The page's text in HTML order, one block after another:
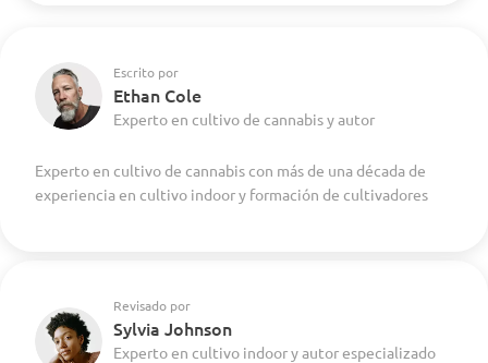
Escrito por
Ethan Cole
Experto en cultivo de cannabis y autor
Experto en cultivo de cannabis con más de una década de
experiencia en cultivo indoor y formación de cultivadores
Revisado por
Sylvia Johnson
Experto en cultivo indoor y autor especializado